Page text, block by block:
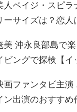
人ペイジ・スピラ
ーサイズは？恋人
美 沖永良部島で
ビングで探検【イ
画ファンタビ主演
ン出演のおすすめ